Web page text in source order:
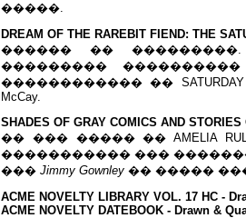
�����.
DREAM OF THE RAREBIT FIEND: THE
������ ��
���������
������������ �� SATURDAY
McCay.
SHADES OF GRAY COMICS AND
�� ��� ����� �� AMELIA
����������� ���
��� Jimmy Gownley �� �����
ACME NOVELTY LIBRARY VOL. 17 HC -
ACME NOVELTY DATEBOOK - Drawn &